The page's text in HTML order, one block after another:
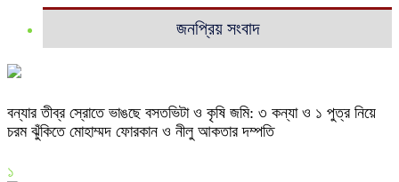
জনপ্রিয় সংবাদ
বন্যার তীব্র স্রোতে ভাঙছে বসতভিটা ও কৃষি জমি: ৩ কন্যা ও ১ পুত্র নিয়ে
চরম ঝুঁকিতে মোহাম্মদ ফোরকান ও নীলু আকতার দম্পতি
১